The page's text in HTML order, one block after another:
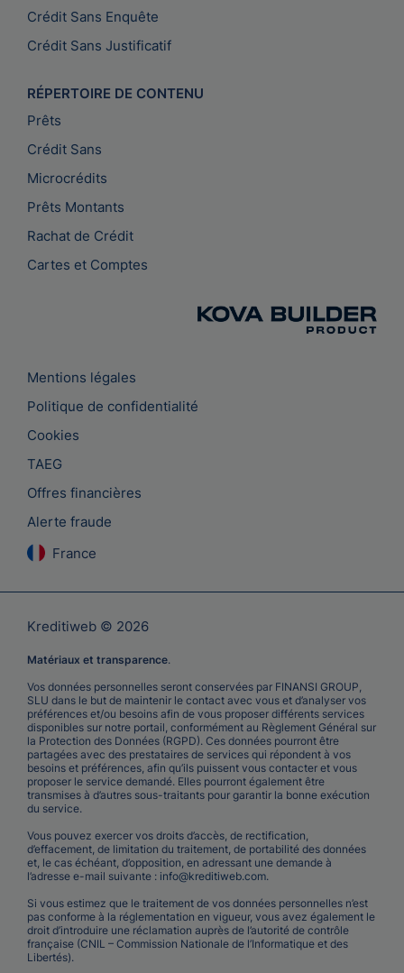
Crédit Sans Enquête
Crédit Sans Justificatif
RÉPERTOIRE DE CONTENU
Prêts
Crédit Sans
Microcrédits
Prêts Montants
Rachat de Crédit
Cartes et Comptes
Mentions légales
Politique de confidentialité
Cookies
TAEG
Offres financières
Alerte fraude
France
Kreditiweb © 2026
Matériaux et transparence.
Vos données personnelles seront conservées par FINANSI GROUP,
SLU dans le but de maintenir le contact avec vous et d’analyser vos
préférences et/ou besoins afin de vous proposer différents services
disponibles sur notre portail, conformément au Règlement Général sur
la Protection des Données (RGPD). Ces données pourront être
partagées avec des prestataires de services qui répondent à vos
besoins et préférences, afin qu’ils puissent vous contacter et vous
proposer le service demandé. Elles pourront également être
transmises à d’autres sous-traitants pour garantir la bonne exécution
du service.
Vous pouvez exercer vos droits d’accès, de rectification,
d’effacement, de limitation du traitement, de portabilité des données
et, le cas échéant, d’opposition, en adressant une demande à
l’adresse e-mail suivante : info@kreditiweb.com.
Si vous estimez que le traitement de vos données personnelles n’est
pas conforme à la réglementation en vigueur, vous avez également le
droit d’introduire une réclamation auprès de l’autorité de contrôle
française (CNIL – Commission Nationale de l’Informatique et des
Libertés).